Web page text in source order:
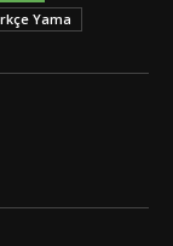
Yama